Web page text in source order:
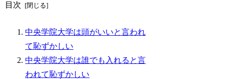
目次
中央学院大学は頭がいいと言われ
て恥ずかしい
中央学院大学は誰でも入れると言
われて恥ずかしい